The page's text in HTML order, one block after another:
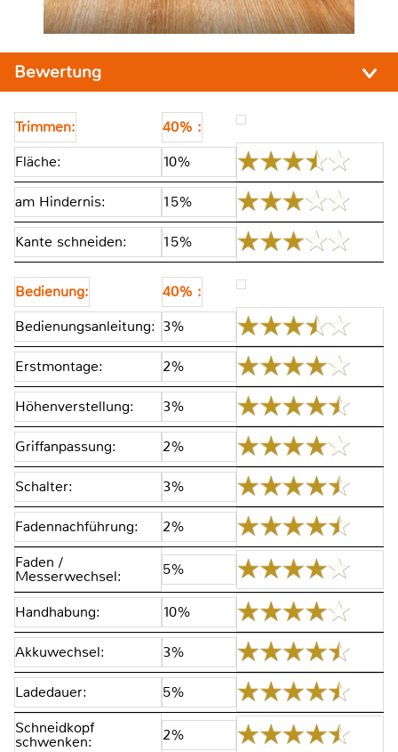
Bewertung
Trimmen:
40% :
Fläche:
10%
am Hindernis: 15%
Kante schneiden: 15%
Bedienung:
40% :
Bedienungsanleitung: 3%
Erstmontage: 2%
Höhenverstellung: 3%
Griffanpassung: 2%
Schalter: 3%
Fadennachführung:
2%
Faden /
Messerwechsel: 5%
Handhabung: 10%
Akkuwechsel: 3%
Ladedauer:
5%
Schneidkopf
schwenken: 2%